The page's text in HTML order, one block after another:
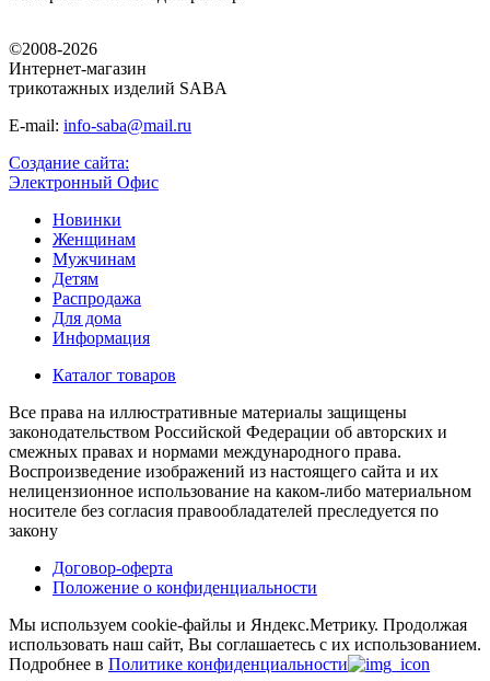
©2008-2026
Интернет-магазин
трикотажных изделий SABA
E-mail: info-saba@mail.ru
Создание сайта:
Электронный Офис
Новинки
Женщинам
Мужчинам
Детям
Распродажа
Для дома
Информация
Каталог товаров
Все права на иллюстративные материалы защищены
законодательством Российской Федерации об авторских и
смежных правах и нормами международного права.
Воспроизведение изображений из настоящего сайта и их
нелицензионное использование на каком-либо материальном
носителе без согласия правообладателей преследуется по
закону
Договор-оферта
Положение о конфиденциальности
Мы используем cookie-файлы и Яндекс.Метрику. Продолжая
использовать наш сайт, Вы соглашаетесь с их использованием.
Подробнее в Политике конфиденциальности